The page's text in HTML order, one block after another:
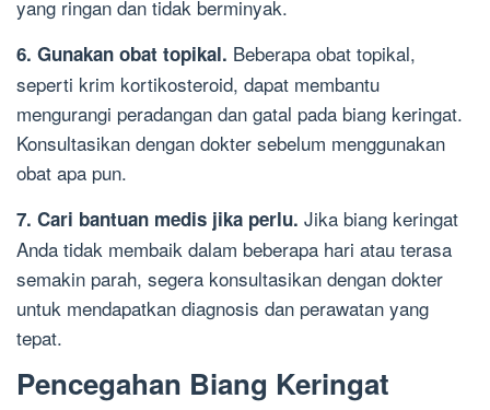
yang ringan dan tidak berminyak.
6. Gunakan obat topikal. Beberapa obat topikal,
seperti krim kortikosteroid, dapat membantu
mengurangi peradangan dan gatal pada biang keringat.
Konsultasikan dengan dokter sebelum menggunakan
obat apa pun.
7. Cari bantuan medis jika perlu. Jika biang keringat
Anda tidak membaik dalam beberapa hari atau terasa
semakin parah, segera konsultasikan dengan dokter
untuk mendapatkan diagnosis dan perawatan yang
tepat.
Pencegahan Biang Keringat